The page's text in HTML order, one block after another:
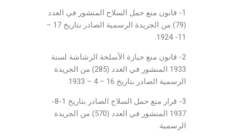
1- قانون منع حمل السلاح المنشور في العدد
(79) من الجريدة الرسمية الصادر بتاريخ 17 –
11- 1924.
2- قانون منع حيازة الأسلحة الرشاشة لسنة
1933 المنشور في العدد (285) من الجريدة
الرسمية الصادر بتاريخ 16 – 4 – 1933.
3- قرار منع حمل السلاح الصادر بتاريخ 1-8-
1937 المنشور في العدد (570) من الجريدة
الرسمية.